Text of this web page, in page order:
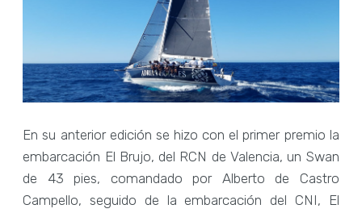
En su anterior edición se hizo con el primer premio la
embarcación El Brujo, del RCN de Valencia, un Swan
de 43 pies, comandado por Alberto de Castro
Campello, seguido de la embarcación del CNI, El